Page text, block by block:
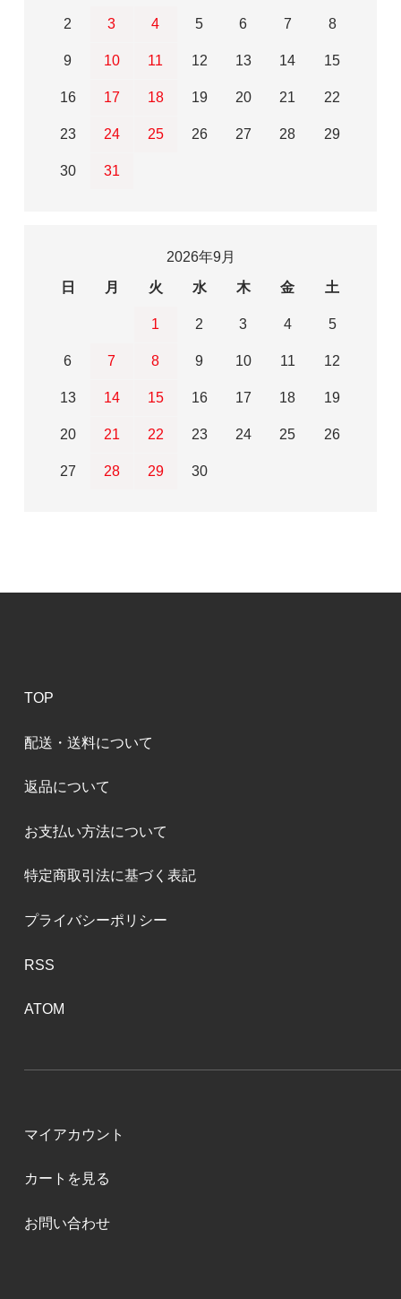
2 3 4 5 6 7 8
9 10 11 12 13 14 15
16 17 18 19 20 21 22
23 24 25 26 27 28 29
30 31
2026年9月
日
月 火 水 木 金 土
1 2 3 4 5
6 7 8 9 10 11 12
13 14 15 16 17 18 19
20 21 22 23 24 25 26
27 28 29 30
TOP
配送・送料について
返品について
お支払い方法について
特定商取引法に基づく表記
プライバシーポリシー
RSS
ATOM
マイアカウント
カートを見る
お問い合わせ